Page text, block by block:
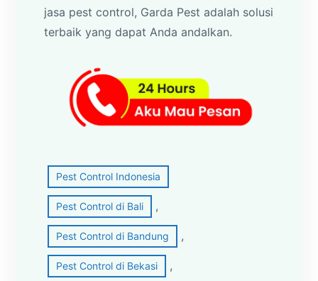
jasa pest control, Garda Pest adalah solusi
terbaik yang dapat Anda andalkan.
Pest Control Indonesia
Pest Control di Bali ,
Pest Control di Bandung ,
Pest Control di Bekasi ,